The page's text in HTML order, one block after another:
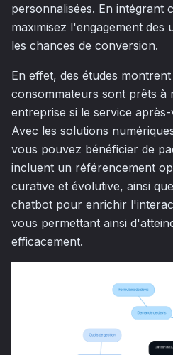
personnalisées. En intégrant
maximisez l'engagement des
les chances de conversion.
En effet, des études
consommateurs sont prêts à
entreprise si le service
Avec les solutions
vous pouvez bénéficier de
incluent un référencement
curative et évolutive, ainsi
chatbot pour enrichir
vous permettant ainsi
efficacement.